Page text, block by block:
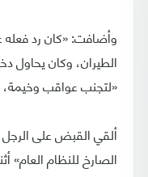
وأضافت: «كان رد
الطيران، وكان يحاول
«لتجنب عواقب وخيمة،
ألقي القبض على
الصارخ للنظام العام»